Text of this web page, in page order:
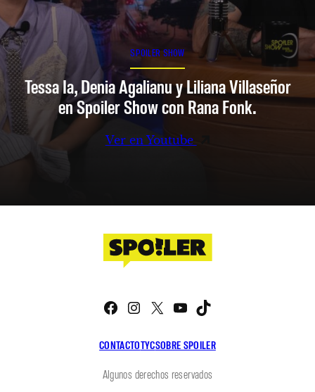
SPOILER SHOW
Tessa Ia, Denia Agalianu y Liliana Villaseñor
en Spoiler Show con Rana Fonk.
Ver en Youtube
CONTACTOTYCSOBRE SPOILER
Facebook
Instagram
X YouTube
Algunos derechos reservados